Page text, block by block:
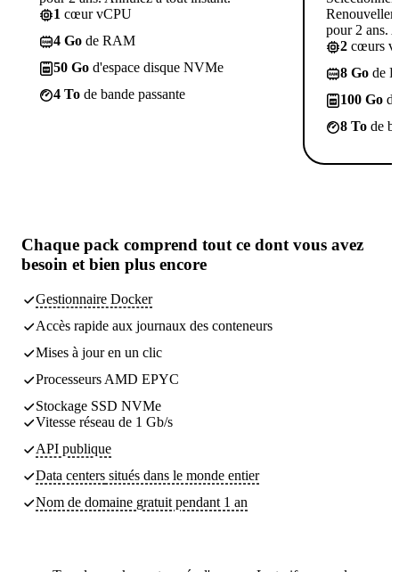
1 cœur vCPU
4 Go de RAM
50 Go d'espace disque NVMe
4 To de bande passante
pour 2 ans.
2 cœurs
8 Go de
100 Go
8 To de
Chaque pack comprend tout ce dont vous avez
besoin et bien plus encore
Gestionnaire Docker
Accès rapide aux journaux des conteneurs
Mises à jour en un clic
Processeurs AMD EPYC
Stockage SSD NVMe
Vitesse réseau de 1 Gb/s
API publique
Data centers situés dans le monde entier
Nom de domaine gratuit pendant 1 an